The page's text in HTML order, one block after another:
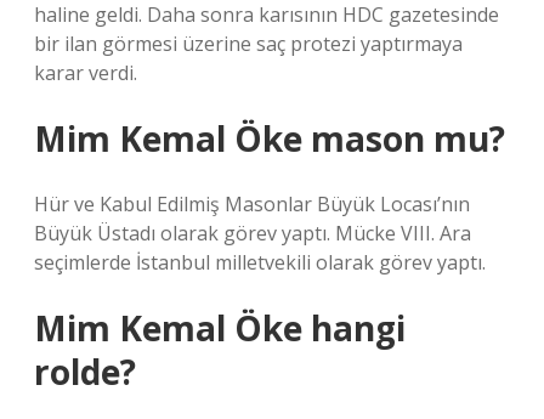
haline geldi. Daha sonra karısının HDC gazetesinde
bir ilan görmesi üzerine saç protezi yaptırmaya
karar verdi.
Mim Kemal Öke mason mu?
Hür ve Kabul Edilmiş Masonlar Büyük Locası’nın
Büyük Üstadı olarak görev yaptı. Mücke VIII. Ara
seçimlerde İstanbul milletvekili olarak görev yaptı.
Mim Kemal Öke hangi
rolde?